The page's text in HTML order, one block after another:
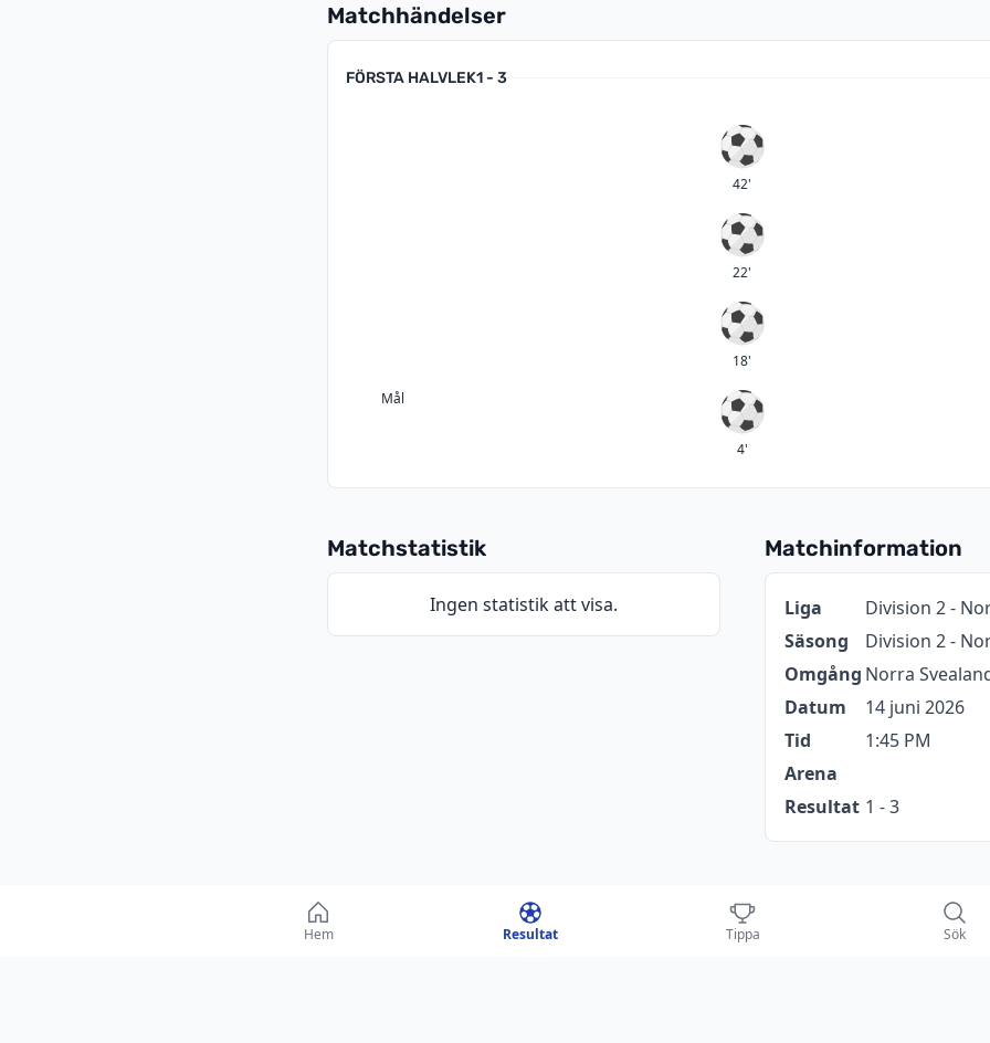
Matchhändelser
FÖRSTA HALVLEK1 - 3
Mål
42'
Mål
22'
Mål
18'
Mål
Mål
4'
Matchstatistik
Ingen statistik att visa.
Matchinformation
InformationVärde
Liga
Division 2 -
Säsong
Division 2 -
Omgång Norra
Datum
14 juni 2026
Tid
1:45 PM
Arena
Resultat 1 - 3
Form inför matchen
Hem Resultat Tippa Sök